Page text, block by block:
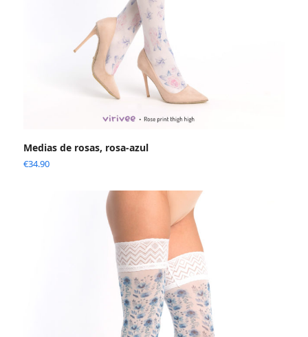
Medias de rosas, rosa-azul
€34.90